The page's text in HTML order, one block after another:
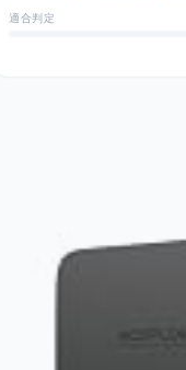
適合判定